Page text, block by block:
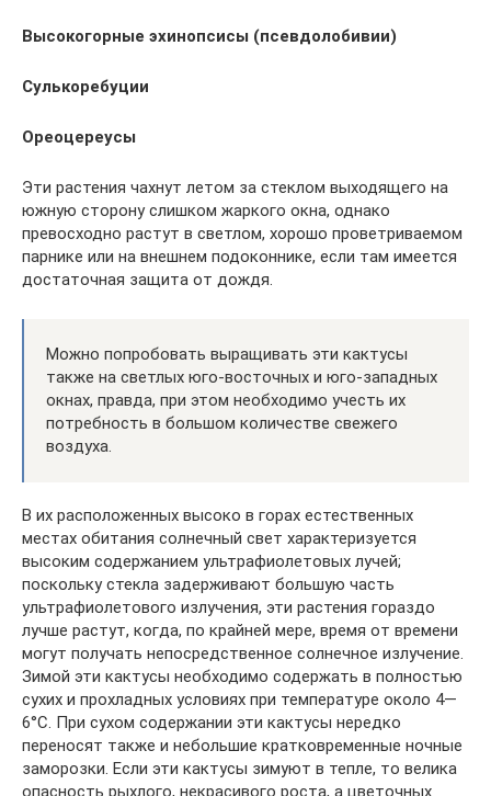
Высокогорные эхинопсисы (псевдолобивии)
Сулькоребуции
Ореоцереусы
Эти растения чахнут летом за стеклом выходящего на
южную сторону слишком жаркого окна, однако
превосходно растут в светлом, хорошо проветриваемом
парнике или на внешнем подоконнике, если там имеется
достаточная защита от дождя.
Можно попробовать выращивать эти кактусы
также на светлых юго-восточных и юго-западных
окнах, правда, при этом необходимо учесть их
потребность в большом количестве свежего
воздуха.
В их расположенных высоко в горах естественных
местах обитания солнечный свет характеризуется
высоким содержанием ультрафиолетовых лучей;
поскольку стекла задерживают большую часть
ультрафиолетового излучения, эти растения гораздо
лучше растут, когда, по крайней мере, время от времени
могут получать непосредственное солнечное излучение.
Зимой эти кактусы необходимо содержать в полностью
сухих и прохладных условиях при температуре около 4—
6°С. При сухом содержании эти кактусы нередко
переносят также и небольшие кратковременные ночные
заморозки. Если эти кактусы зимуют в тепле, то велика
опасность рыхлого, некрасивого роста, а цветочных